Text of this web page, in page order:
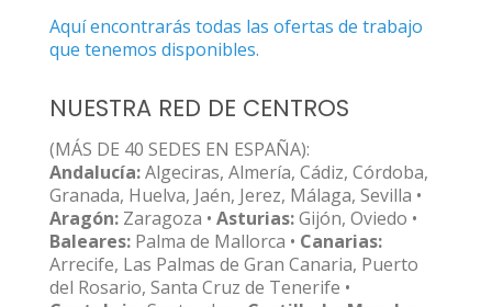
Aquí encontrarás todas las ofertas de trabajo
que tenemos disponibles.
NUESTRA RED DE CENTROS
(MÁS DE 40 SEDES EN ESPAÑA):
Andalucía:Algeciras, Almería, Cádiz, Córdoba,
Granada, Huelva, Jaén, Jerez, Málaga, Sevilla •
Aragón: Zaragoza • Asturias:Gijón, Oviedo •
Baleares: Palma de Mallorca • Canarias:
Arrecife, Las Palmas de Gran Canaria, Puerto
del Rosario, Santa Cruz de Tenerife •